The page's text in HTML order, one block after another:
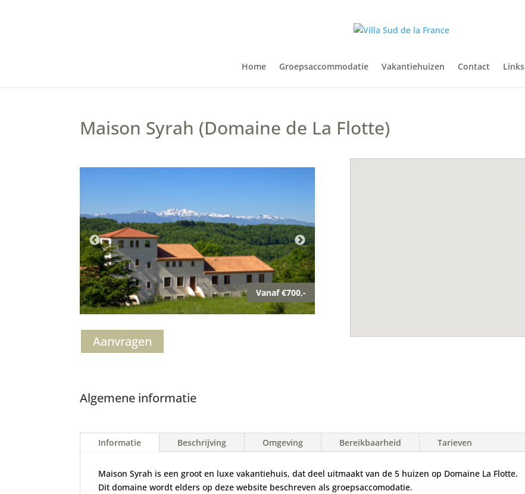
Home Groepsaccommodatie Vakantiehuizen Contact Links
Maison Syrah (Domaine de La Flotte)
Vanaf €700,-
Aanvragen
Algemene informatie
Informatie Beschrijving Omgeving Bereikbaarheid Tarieven
Maison Syrah is een groot en luxe vakantiehuis, dat deel uitmaakt van de 5 huizen op Domaine La Flotte.
Dit domaine wordt elders op deze website beschreven als groepsaccomodatie.